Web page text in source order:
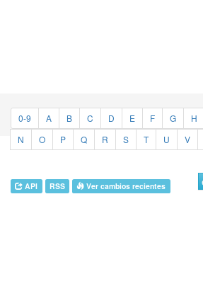
0-9 A B C D E F G H
N
O P Q R S T U V
API RSS Ver cambios recientes